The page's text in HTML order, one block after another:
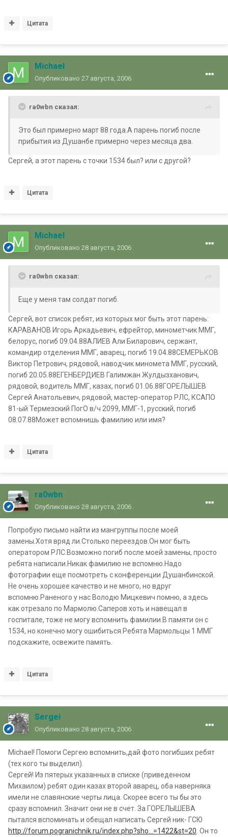
Цитата
Michael
Опубликовано 27 августа, 2006
ra0wbn сказал:
Это был примерно март 88 года.А парень погиб после
прибытия из Душанбе примерно через месяца два.
Сергей, а этот парень с точки 1534 был? или с другой?
Цитата
Michael
Опубликовано 28 августа, 2006
ra0wbn сказал:
Еще у меня там солдат погиб.
Сергей, вот список ребят, из которых мог быть этот парень:
КАРАВАНОВ Игорь Аркадьевич, ефрейтор, минометчик ММГ,
белорус, погиб 09.04.88АЛИЕВ Али Биларович, сержант,
командир отделения ММГ, аварец, погиб 19.04.88СЕМЕРЬКОВ
Виктор Петрович, рядовой, наводчик миномета ММГ, русский,
погиб 20.05.88ЕГЕНБЕРДИЕВ Галимжан Жулдызханович,
рядовой, водитель ММГ, казах, погиб 01.06.88ГОРЕЛЫШЕВ
Сергей Анатольевич, рядовой, мастер-оператор РЛС, КСАПО
81-ый Термезский ПогО в/ч 2099, ММГ-1, русский, погиб
08.07.88Может вспомнишь фамилию или имя?
Цитата
ra0wbn
Опубликовано 28 августа, 2006
Попробую письмо найти из мангруппы после моей
замены.Хотя вряд ли.Столько переездов.Он мог быть
оператором РЛС.Возможно погиб после моей замены, просто
ребята написали.Никак фамилию не вспомню.Надо
фотографии еще посмотреть с конференции Душанбинской.
Не очень хорошее качество и не много, но вдруг
вспомню.Раненого у нас Володю Мицкевич помню, а здесь
как отрезало по Мармолю.Саперов хоть и навещал в
госпитале, тоже не могу вспомнить фамилии.В памяти он с
1534, но конечно могу ошибиться.Ребята Мармольцы 1 ММГ
подскажите, освежите память.
Цитата
Sergei
Опубликовано 28 августа, 2006
Michael! Помоги Сергею вспомнить,дай фото погибших ребят
(тех кого ты выделил).
Сергей! Из пятерых указанных в списке (приведенном
Михаилом) ребят один казах второй аварец, оба наверняка
имели не славянские черты лица. Скорее всего ты бы это
сразу вспомнил. Значит они не в счет. За ГОРЕЛЫШЕВА
пытался вспоминать и обещал написать Сергей ник- ГСЮ
http://forum.pogranichnik.ru/index.php?sho...=1422&st=20 . Он то